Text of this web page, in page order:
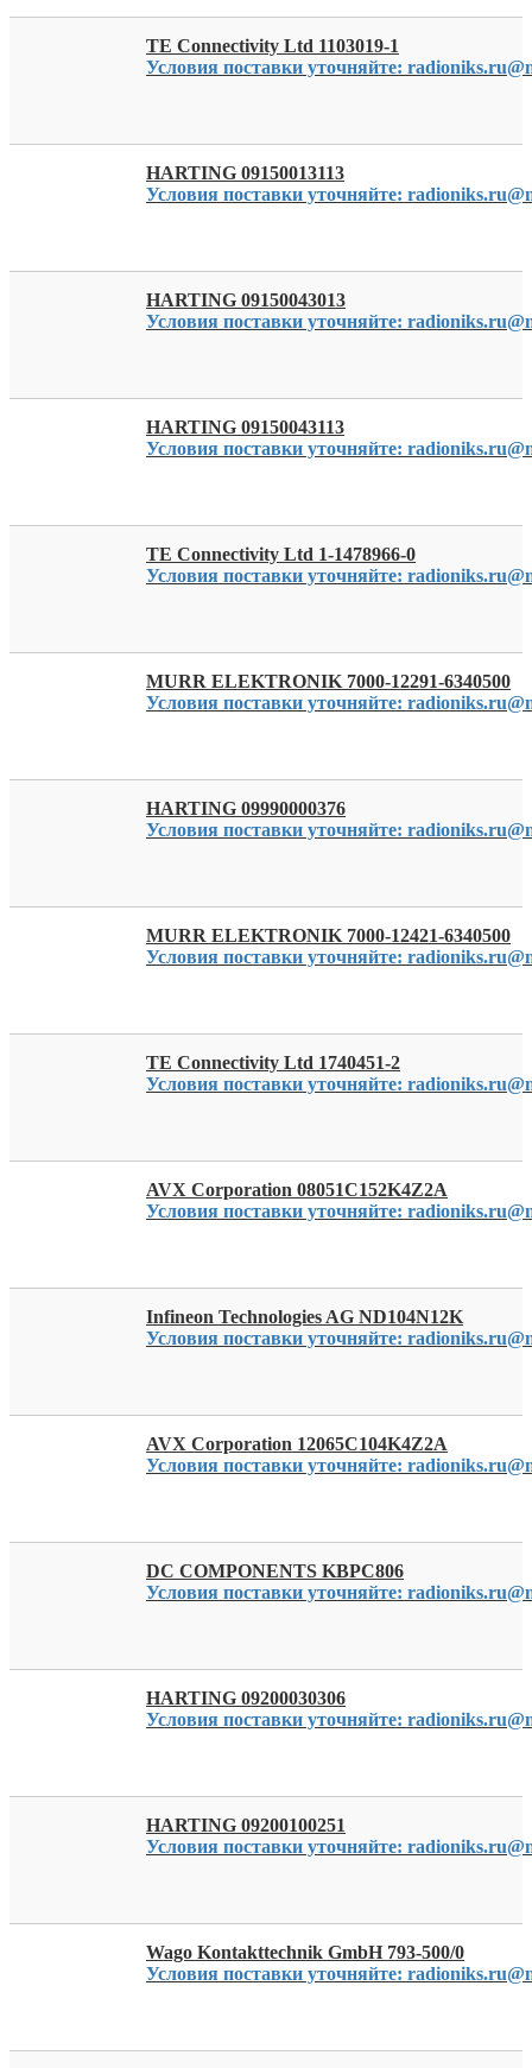
TE Connectivity Ltd 1103019-1
Условия поставки уточняйте:
HARTING 09150013113
Условия поставки уточняйте:
HARTING 09150043013
Условия поставки уточняйте:
HARTING 09150043113
Условия поставки уточняйте:
TE Connectivity Ltd 1-1478966-0
Условия поставки уточняйте:
MURR ELEKTRONIK 7000-12291-6340500
Условия поставки уточняйте:
HARTING 09990000376
Условия поставки уточняйте:
MURR ELEKTRONIK 7000-12421-6340500
Условия поставки уточняйте:
TE Connectivity Ltd 1740451-2
Условия поставки уточняйте:
AVX Corporation 08051C152K4Z2A
Условия поставки уточняйте:
Infineon Technologies AG ND104N12K
Условия поставки уточняйте:
AVX Corporation 12065C104K4Z2A
Условия поставки уточняйте:
DC COMPONENTS KBPC806
Условия поставки уточняйте:
HARTING 09200030306
Условия поставки уточняйте:
HARTING 09200100251
Условия поставки уточняйте:
Wago Kontakttechnik GmbH 793-500/0
Условия поставки уточняйте: